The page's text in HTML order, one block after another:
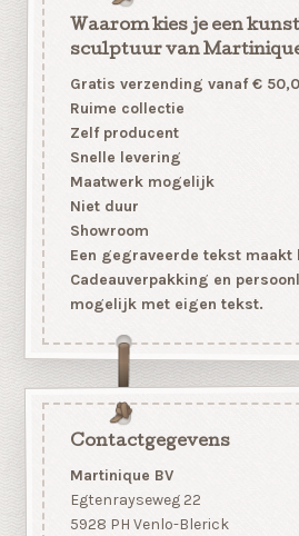
Waarom kies je een
sculptuur van
Gratis verzending vanaf €
Ruime collectie
Zelf producent
Snelle levering
Maatwerk mogelijk
Niet duur
Showroom
Een gegraveerde tekst maakt
Cadeauverpakking en
mogelijk met eigen tekst.
Contactgegevens
Martinique BV
Egtenrayseweg 22
5928 PH Venlo-Blerick